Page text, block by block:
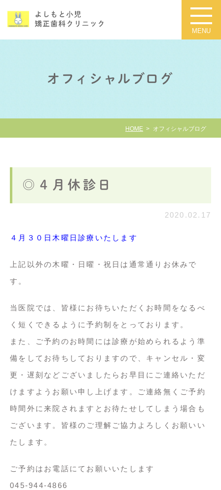
オフィシャルブログ
HOME オフィシャルブログ
◎４月休診日
2020.02.17
４ 月３０ 日木曜日診療いたします
上記以外の木曜・日曜・祝日は通常通りお休みで
す。
当医院では、皆様にお待ちいただくお時間をなるべ
く短くできるように予約制をとっております。
また、ご予約のお時間には診療が始められるよう準
備をしてお待ちしておりますので、キャンセル・変
更・遅刻などございましたらお早目にご連絡いただ
けますようお願い申し上げます。ご連絡無くご予約
時間外に来院されますとお待たせしてしまう場合も
ございます。皆様のご理解ご協力よろしくお願いい
たします。
ご予約はお電話にてお願いいたします
045-944-4866